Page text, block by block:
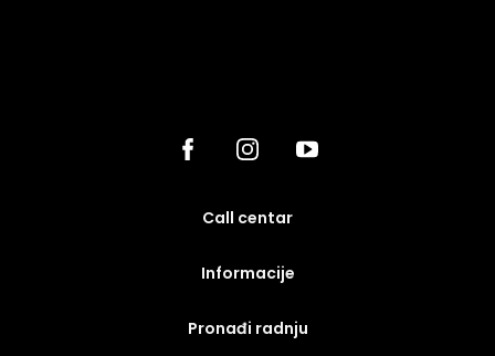
call centar
Informacije
Pronađi radnju